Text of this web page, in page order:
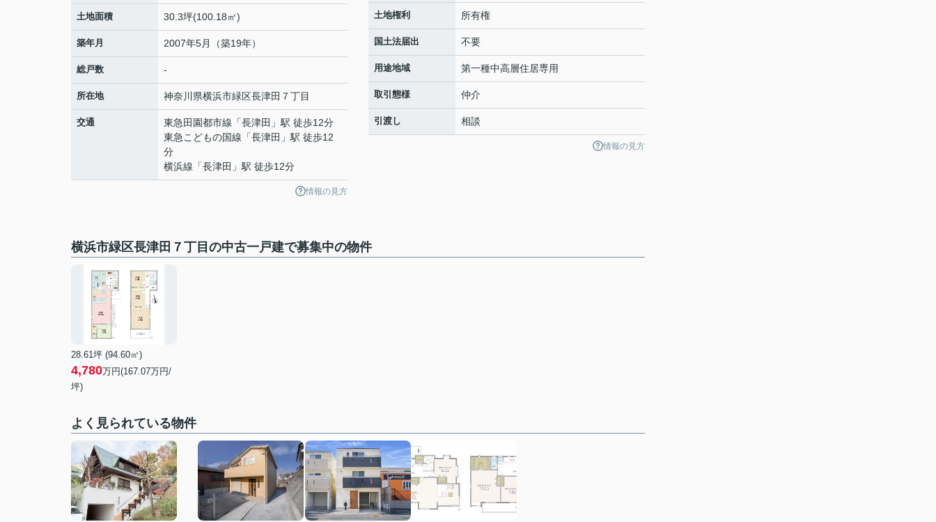
土地面積 30.3坪(100.18㎡)
築年月 2007年5月（築19年）
総戸数 -
所在地 神奈川県横浜市緑区長津田 ７丁目
交通 東急田園都市線 「長津田 」駅 徒歩12分
東急こどもの国線 「長津田 」駅 徒歩12
分
横浜線 「長津田 」駅 徒歩12分
情報の見方
土地権利 所有権
国土法届出 不要
用途地域 第一種中高層住居専用
取引態様 仲介
引渡し 相談
情報の見方
横浜市緑区長津田７丁目の中古一戸建で募集中の物件
28.61坪 (94.60㎡)
4,780万円(167.07万円/
坪)
よく見られている物件